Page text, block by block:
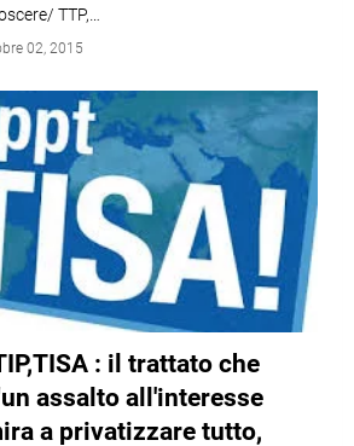
TTP,…
02, 2015
: il trattato che
assalto all'interesse
a privatizzare tutto,